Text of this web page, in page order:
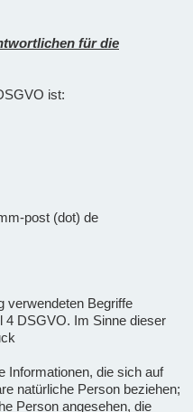
für die
ist:
post (dot) de
verwendeten Begriffe
4 DSGVO. Im Sinne dieser
Informationen, die sich auf
natürliche Person beziehen;
Person angesehen, die